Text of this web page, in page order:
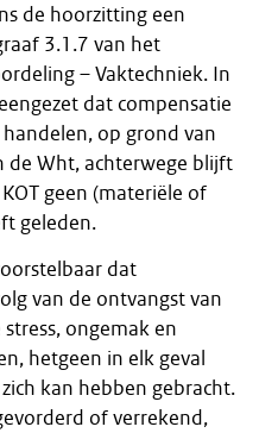
de hoorzitting een
3.1.7 van het
– Vaktechniek. In
dat compensatie
op grond van
de Wht, achterwege blijft
geen (materiële of
geleden.
dat
van de ontvangst van
ongemak en
hetgeen in elk geval
kan hebben gebracht.
of verrekend,